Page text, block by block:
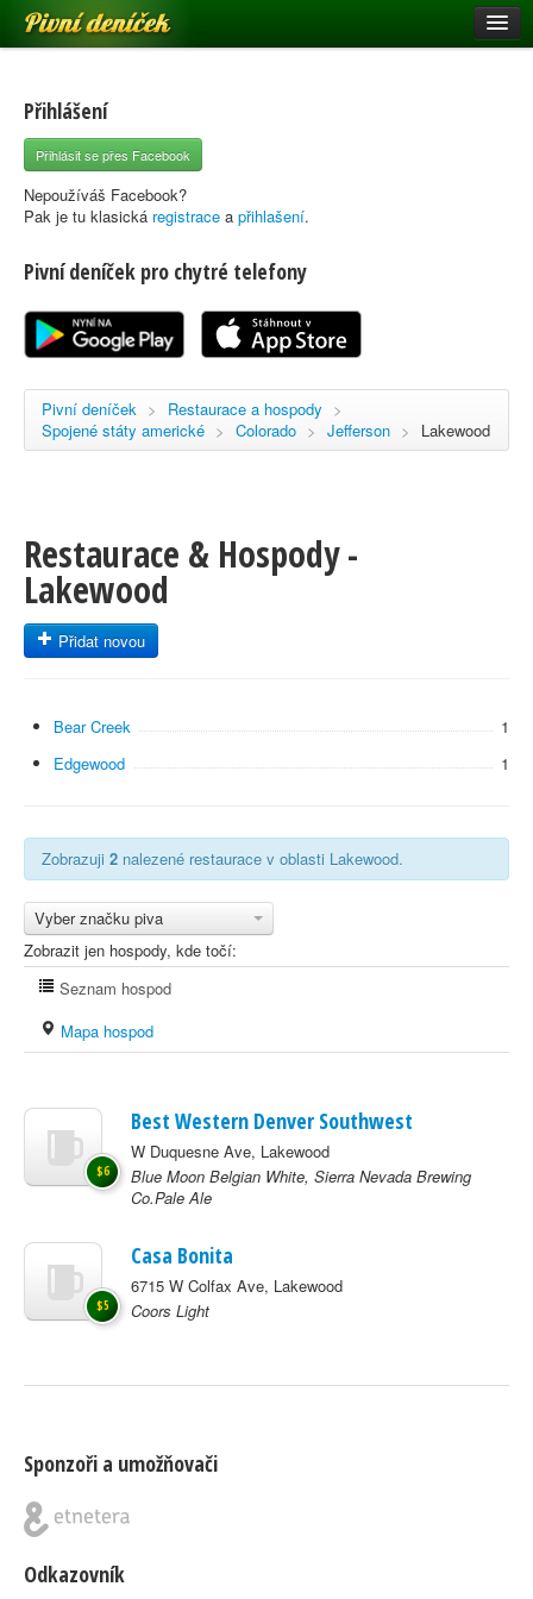
Pivní deníček
Pivní mapa
Pivní značky
Nápověda
Registrace
Přihlášení
Přihlásit se přes Facebook
Nepoužíváš Facebook?
Pak je tu klasická registrace a přihlašení.
Pivní deníček pro chytré telefony
Pivní deníček > Restaurace a hospody >
Spojené státy americké > Colorado > Jefferson > Lakewood
Restaurace & Hospody -
Lakewood
Přidat novou
Bear Creek
1
Edgewood
1
Zobrazuji 2 nalezené restaurace v oblasti Lakewood.
Vyber značku piva
Zobrazit jen hospody, kde točí:
Seznam hospod
Mapa hospod
Best Western Denver Southwest
W Duquesne Ave, Lakewood
Blue Moon Belgian White, Sierra Nevada Brewing
Co.Pale Ale
$6
Casa Bonita
6715 W Colfax Ave, Lakewood
Coors Light
$5
Sponzoři a umožňovači
Odkazovník